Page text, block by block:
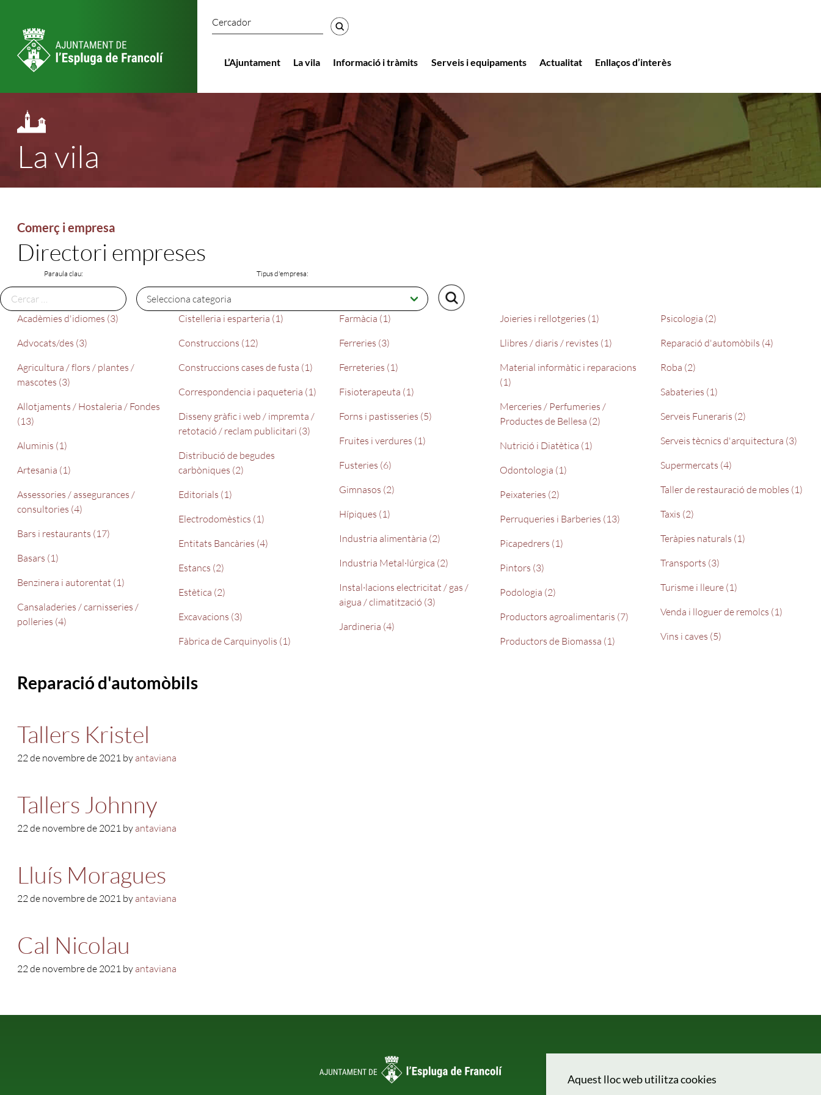
Cercador
L’Ajuntament La vila Informació i tràmits Serveis i equipaments Actualitat Enllaços d’interès
La vila
Comerç i empresa
Directori empreses
Paraula clau: Tipus d'empresa:
Acadèmies d'idiomes (3)
Advocats/des (3)
Agricultura / flors / plantes /
mascotes (3)
Allotjaments / Hostaleria / Fondes
(13)
Aluminis (1)
Artesania (1)
Assessories / assegurances /
consultories (4)
Bars i restaurants (17)
Basars (1)
Benzinera i autorentat (1)
Cansaladeries / carnisseries /
polleries (4)
Cistelleria i esparteria (1)
Construccions (12)
Construccions cases de fusta (1)
Correspondencia i paqueteria (1)
Disseny gràfic i web / impremta /
retotació / reclam publicitari (3)
Distribució de begudes
carbòniques (2)
Editorials (1)
Electrodomèstics (1)
Entitats Bancàries (4)
Estancs (2)
Estètica (2)
Excavacions (3)
Fàbrica de Carquinyolis (1)
Farmàcia (1)
Ferreries (3)
Ferreteries (1)
Fisioterapeuta (1)
Forns i pastisseries (5)
Fruites i verdures (1)
Fusteries (6)
Gimnasos (2)
Hípiques (1)
Industria alimentària (2)
Industria Metal·lúrgica (2)
Instal·lacions electricitat / gas /
aigua / climatització (3)
Jardineria (4)
Joieries i rellotgeries (1)
Llibres / diaris / revistes (1)
Material informàtic i reparacions
(1)
Merceries / Perfumeries /
Productes de Bellesa (2)
Nutrició i Diatètica (1)
Odontologia (1)
Peixateries (2)
Perruqueries i Barberies (13)
Picapedrers (1)
Pintors (3)
Podologia (2)
Productors agroalimentaris (7)
Productors de Biomassa (1)
Psicologia (2)
Reparació d'automòbils (4)
Roba (2)
Sabateries (1)
Serveis Funeraris (2)
Serveis tècnics d'arquitectura (3)
Supermercats (4)
Taller de restauració de mobles (1)
Taxis (2)
Teràpies naturals (1)
Transports (3)
Turisme i lleure (1)
Venda i lloguer de remolcs (1)
Vins i caves (5)
Reparació d'automòbils
Tallers Kristel
22 de novembre de 2021 by antaviana
Tallers Johnny
22 de novembre de 2021 by antaviana
Lluís Moragues
22 de novembre de 2021 by antaviana
Cal Nicolau
22 de novembre de 2021 by antaviana
Aquest lloc web utilitza cookies